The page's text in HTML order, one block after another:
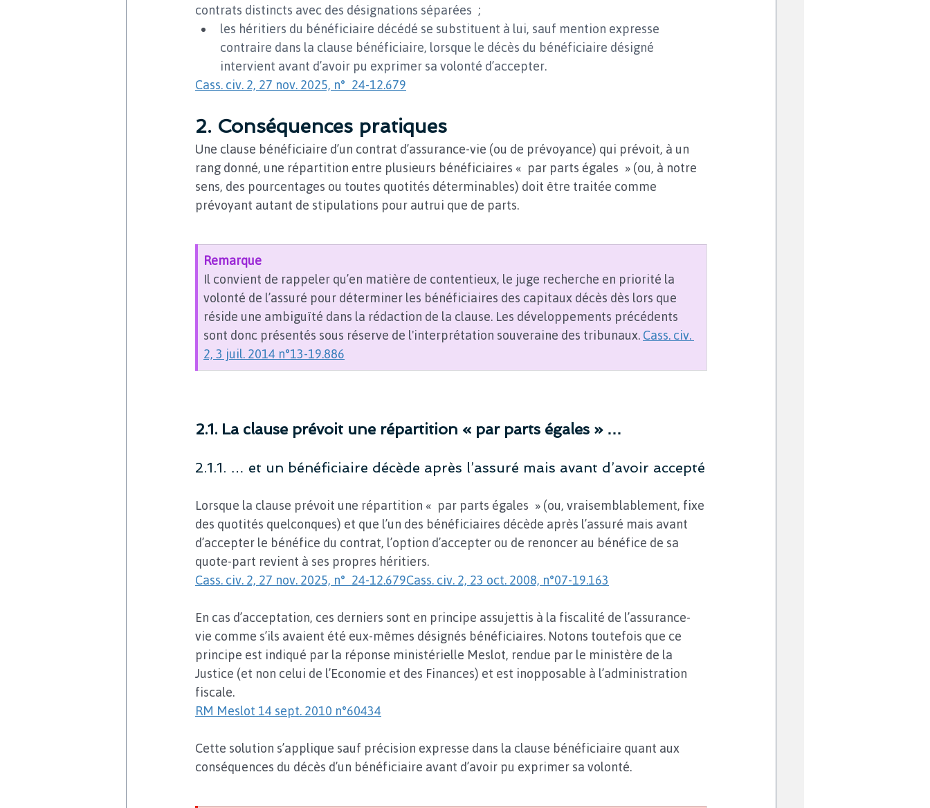
contrats distincts avec des désignations séparées ;
les héritiers du bénéficiaire décédé se substituent à lui, sauf mention expresse
contraire dans la clause bénéficiaire, lorsque le décès du bénéficiaire désigné
intervient avant d’avoir pu exprimer sa volonté d’accepter.
Cass. civ. 2, 27 nov. 2025, n° 24-12.679
2. Conséquences pratiques
Une clause bénéficiaire d’un contrat d’assurance-vie (ou de prévoyance) qui prévoit, à un
rang donné, une répartition entre plusieurs bénéficiaires « par parts égales » (ou, à notre
sens, des pourcentages ou toutes quotités déterminables) doit être traitée comme
prévoyant autant de stipulations pour autrui que de parts.
Remarque
Il convient de rappeler qu’en matière de contentieux, le juge recherche en priorité la
volonté de l’assuré pour déterminer les bénéficiaires des capitaux décès dès lors que
réside une ambiguïté dans la rédaction de la clause. Les développements précédents
sont donc présentés sous réserve de l'interprétation souveraine des tribunaux. Cass. civ.
2, 3 juil. 2014 n°13-19.886
2.1. La clause prévoit une répartition « par parts égales » …
2.1.1. … et un bénéficiaire décède après l’assuré mais avant d’avoir accepté
Lorsque la clause prévoit une répartition « par parts égales » (ou, vraisemblablement, fixe
des quotités quelconques) et que l’un des bénéficiaires décède après l’assuré mais avant
d’accepter le bénéfice du contrat, l’option d’accepter ou de renoncer au bénéfice de sa
quote-part revient à ses propres héritiers.
Cass. civ. 2, 27 nov. 2025, n° 24-12.679Cass. civ. 2, 23 oct. 2008, n°07-19.163
En cas d’acceptation, ces derniers sont en principe assujettis à la fiscalité de l’assurance-
vie comme s’ils avaient été eux-mêmes désignés bénéficiaires. Notons toutefois que ce
principe est indiqué par la réponse ministérielle Meslot, rendue par le ministère de la
Justice (et non celui de l’Economie et des Finances) et est inopposable à l’administration
fiscale.
RM Meslot 14 sept. 2010 n°60434
Cette solution s’applique sauf précision expresse dans la clause bénéficiaire quant aux
conséquences du décès d’un bénéficiaire avant d’avoir pu exprimer sa volonté.